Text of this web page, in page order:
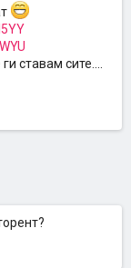
ставам сите....